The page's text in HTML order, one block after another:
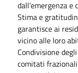
dall’emergenza
Stima e
garantisce ai
vicino alle loro
Condivisione
comitati